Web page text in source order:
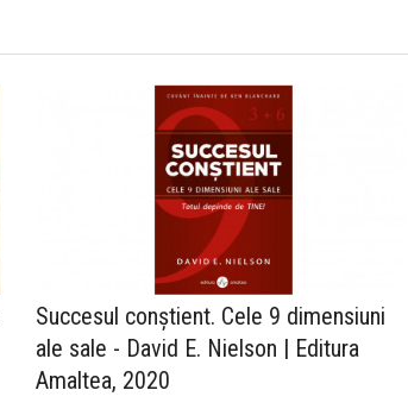
Succesul conștient. Cele 9 dimensiuni
ale sale - David E. Nielson | Editura
Amaltea, 2020